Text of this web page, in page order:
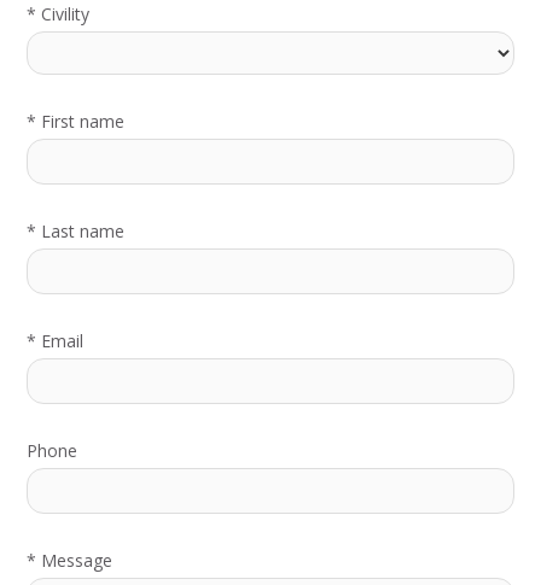
* Civility
* First name
* Last name
* Email
Phone
* Message